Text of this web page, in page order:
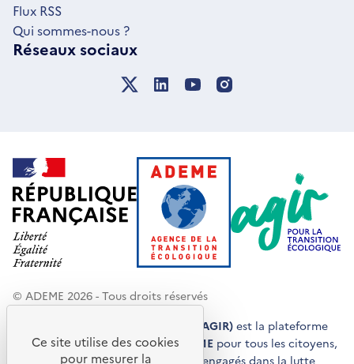
Flux RSS
Qui sommes-nous ?
Réseaux sociaux
© ADEME 2026 - Tous droits réservés
Agir pour la transition écologique (AGIR) est la plateforme
de conseils et de services de l'ADEME pour tous les citoyens,
acteurs économiques et territoires engagés dans la lutte
Ce site utilise des cookies
pour mesurer la